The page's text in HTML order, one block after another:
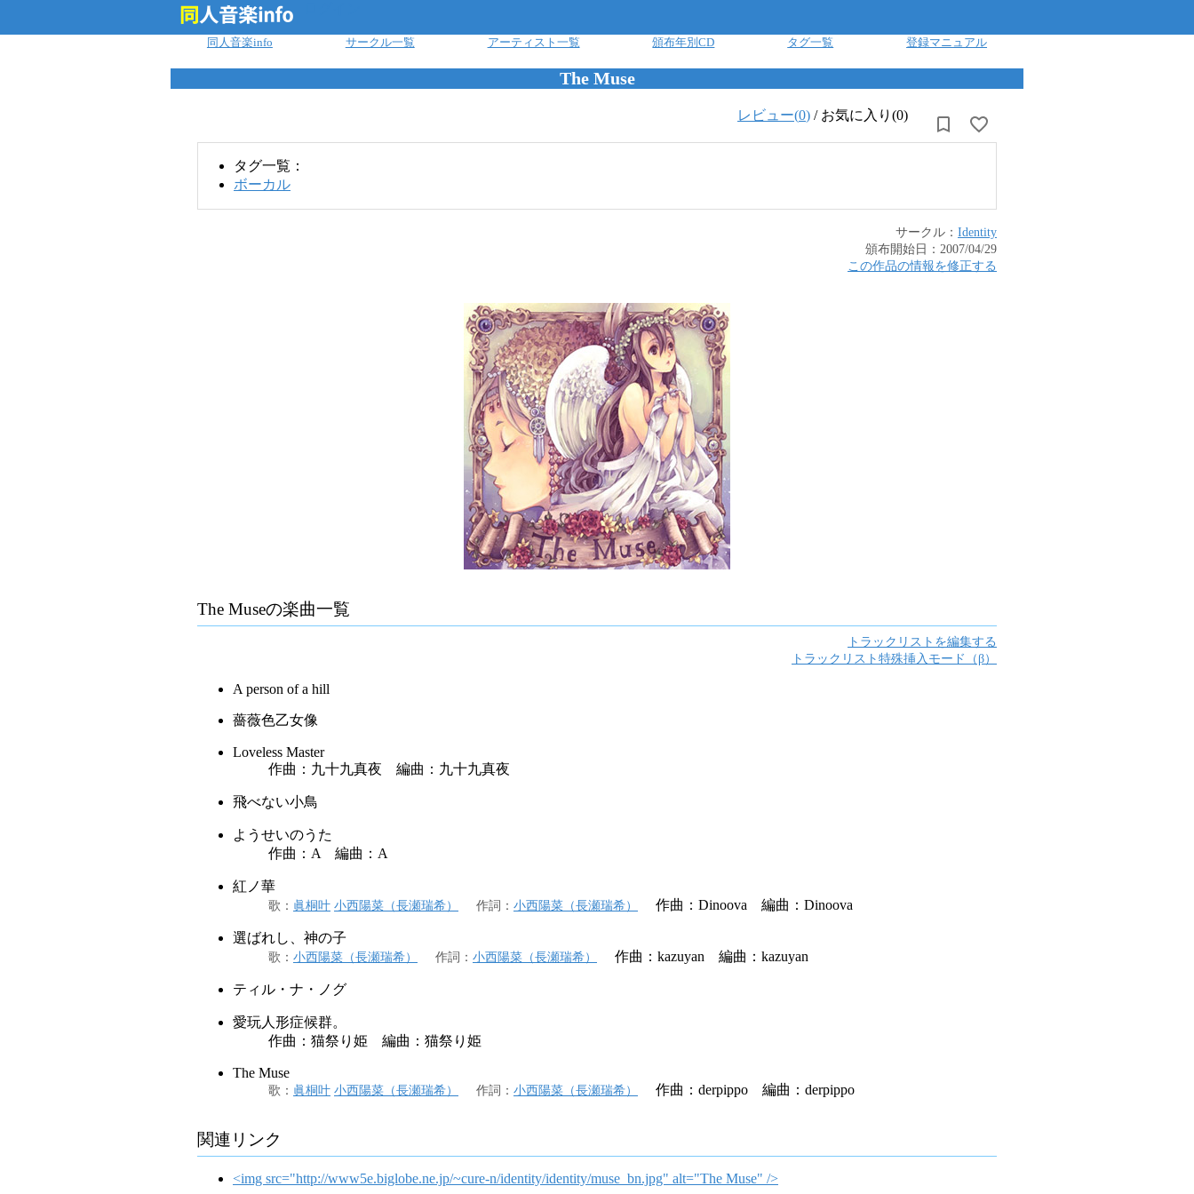
同人音楽info サークル一覧 アーティスト一覧 頒布年別CD タグ一覧 登録マニュアル
The Muse
レビュー(0) / お気に入り(0)
タグ一覧：
ボーカル
サークル： Identity
頒布開始日： 2007/04/29
この作品の情報を修正する
The Museの楽曲一覧
トラックリストを編集する
トラックリスト特殊挿入モード（β）
A person of a hill
薔薇色乙女像
Loveless Master
作曲：九十九真夜 編曲：九十九真夜
飛べない小鳥
ようせいのうた
作曲：A 編曲：A
紅ノ華
歌 ： 眞桐叶 小西陽菜（長瀬瑞希） 作詞 ： 小西陽菜（長瀬瑞希） 作曲：Dinoova 編曲：Dinoova
選ばれし、神の子
歌 ： 小西陽菜（長瀬瑞希） 作詞 ： 小西陽菜（長瀬瑞希） 作曲：kazuyan 編曲：kazuyan
ティル・ナ・ノグ
愛玩人形症候群。
作曲：猫祭り姫 編曲：猫祭り姫
The Muse
歌 ： 眞桐叶 小西陽菜（長瀬瑞希） 作詞 ： 小西陽菜（長瀬瑞希） 作曲：derpippo 編曲：derpippo
関連リンク
<img src="http://www5e.biglobe.ne.jp/~cure-n/identity/identity/muse_bn.jpg" alt="The Muse" />